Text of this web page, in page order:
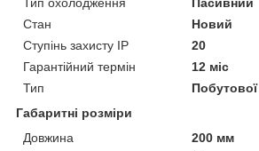
Тип охолодження
Пасивний
Стан
Новий
Ступінь захисту IP
20
Гарантійний термін
12 міс
Тип
Побутової
Габаритні розміри
Довжина
200 мм